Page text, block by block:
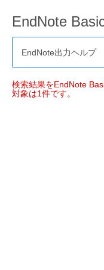
EndNote
EndNote出力ヘルプ
検索結果をEndNote
対象は1件です。